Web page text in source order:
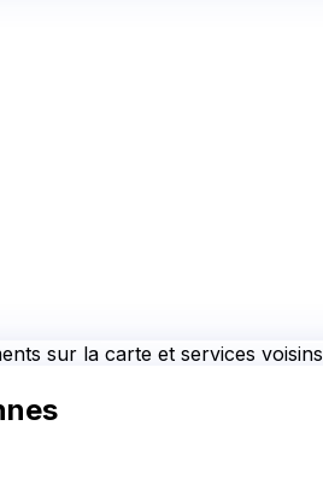
sur la carte et services voisins